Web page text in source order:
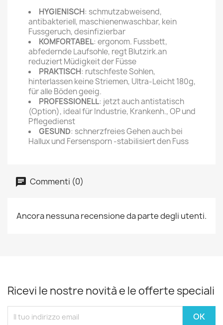
HYGIENISCH: schmutzabweisend,
antibakteriell, maschienenwaschbar, kein
Fussgeruch, desinfizierbar
KOMFORTABEL: ergonom. Fussbett,
abfedernde Laufsohle, regt Blutzirk.an
reduziert Müdigkeit der Füsse
PRAKTISCH: rutschfeste Sohlen,
hinterlassen keine Striemen, Ultra-Leicht 180g,
für alle Böden geeig.
PROFESSIONELL: jetzt auch antistatisch
(Option), ideal für Industrie, Krankenh., OP und
Pflegedienst
GESUND: schnerzfreies Gehen auch bei
Hallux und Fersensporn -stabilisiert den Fuss
Commenti (0)
Ancora nessuna recensione da parte degli utenti.
Ricevi le nostre novità e le offerte speciali